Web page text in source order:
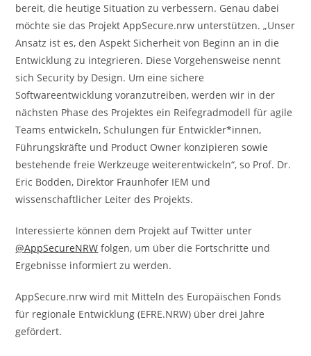
bereit, die heutige Situation zu verbessern. Genau dabei
möchte sie das Projekt AppSecure.nrw unterstützen. „Unser
Ansatz ist es, den Aspekt Sicherheit von Beginn an in die
Entwicklung zu integrieren. Diese Vorgehensweise nennt
sich Security by Design. Um eine sichere
Softwareentwicklung voranzutreiben, werden wir in der
nächsten Phase des Projektes ein Reifegradmodell für agile
Teams entwickeln, Schulungen für Entwickler*innen,
Führungskräfte und Product Owner konzipieren sowie
bestehende freie Werkzeuge weiterentwickeln“, so Prof. Dr.
Eric Bodden, Direktor Fraunhofer IEM und
wissenschaftlicher Leiter des Projekts.
Interessierte können dem Projekt auf Twitter unter
@AppSecureNRW folgen, um über die Fortschritte und
Ergebnisse informiert zu werden.
AppSecure.nrw wird mit Mitteln des Europäischen Fonds
für regionale Entwicklung (EFRE.NRW) über drei Jahre
gefördert.